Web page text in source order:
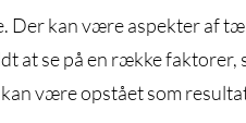
Der kan være aspekter af
at se på en række faktorer,
være opstået som